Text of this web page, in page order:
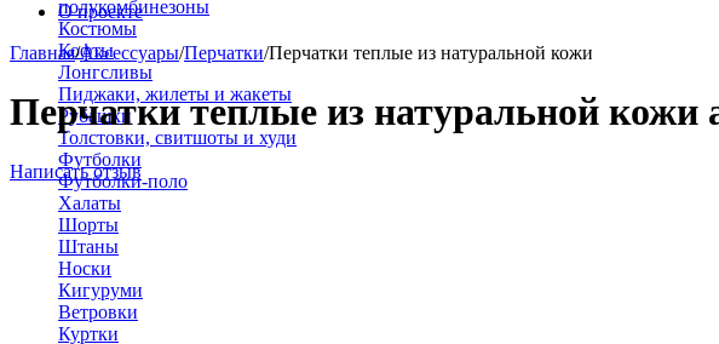
полукомбинезоны
Костюмы
Кофты
Лонгсливы
Пиджаки, жилеты и жакеты
Рубашки
Толстовки, свитшоты и худи
Футболки
Футболки-поло
Халаты
Шорты
Штаны
Носки
Кигуруми
Ветровки
Куртки
О проекте
Главная/Аксессуары/Перчатки/Перчатки теплые из натуральной кожи
Перчатки теплые из натуральной кожи
Написать отзыв